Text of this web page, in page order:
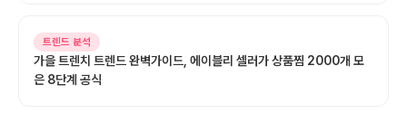
트렌드 분석
가을 트렌치 트렌드 완벽가이드, 에이블리 셀러가 상품찜 2000개 모
은 8단계 공식